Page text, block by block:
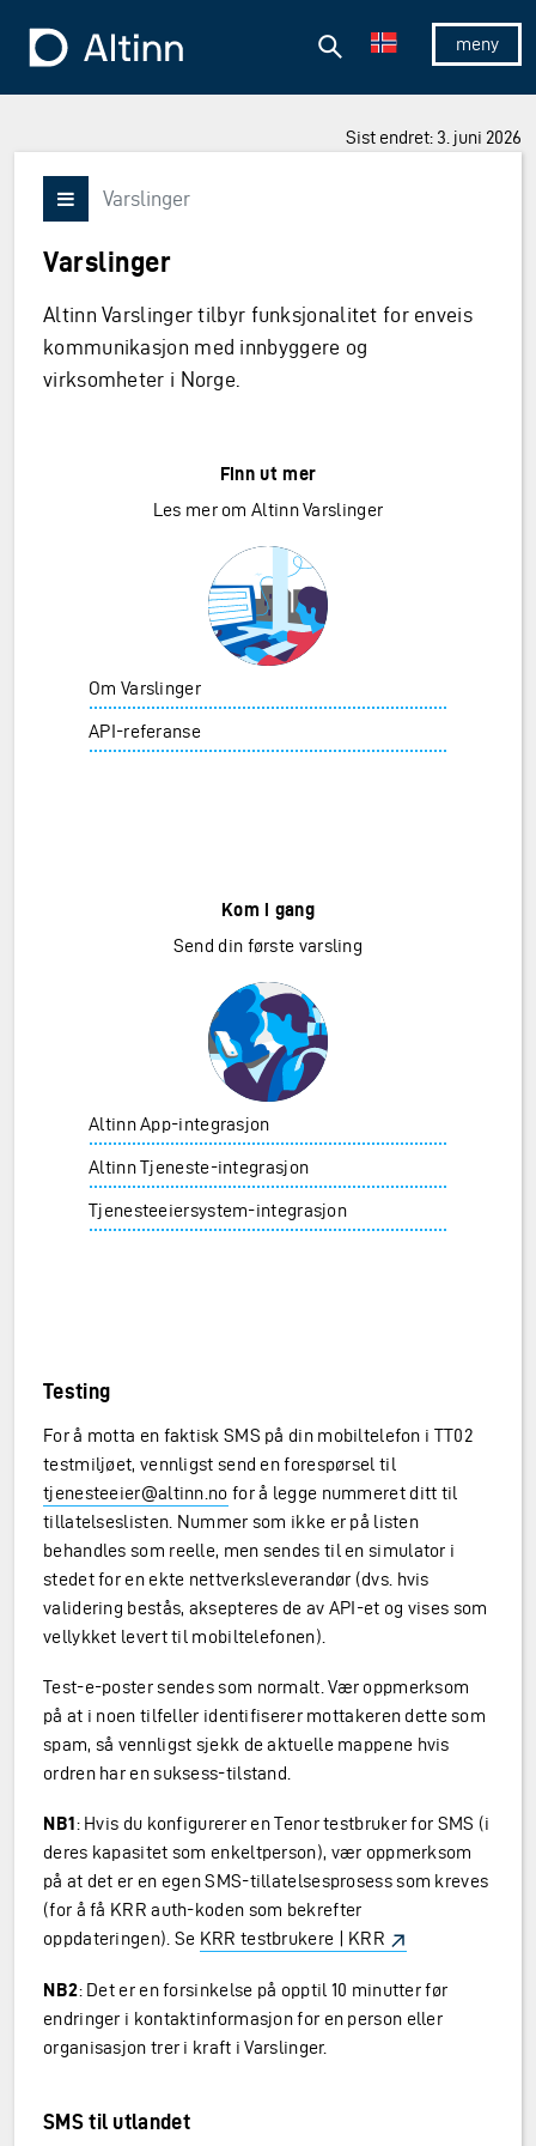
Vis/skjul
Søk
Sist endret: 3. juni 2026
Vis/skjul meny
Varslinger
Varslinger
Altinn Varslinger tilbyr funksjonalitet for enveis
kommunikasjon med innbyggere og
virksomheter i Norge.
Finn ut mer
Les mer om Altinn Varslinger
Om Varslinger
API-referanse
Kom i gang
Send din første varsling
Altinn App-integrasjon
Altinn Tjeneste-integrasjon
Tjenesteeiersystem-integrasjon
Testing
For å motta en faktisk SMS på din mobiltelefon i TT02
testmiljøet, vennligst send en forespørsel til
tjenesteeier@altinn.no for å legge nummeret ditt til
tillatelseslisten. Nummer som ikke er på listen
behandles som reelle, men sendes til en simulator i
stedet for en ekte nettverksleverandør (dvs. hvis
validering bestås, aksepteres de av API-et og vises som
vellykket levert til mobiltelefonen).
Test-e-poster sendes som normalt. Vær oppmerksom
på at i noen tilfeller identifiserer mottakeren dette som
spam, så vennligst sjekk de aktuelle mappene hvis
ordren har en suksess-tilstand.
NB1: Hvis du konfigurerer en Tenor testbruker for SMS (i
deres kapasitet som enkeltperson), vær oppmerksom
på at det er en egen SMS-tillatelsesprosess som kreves
(for å få KRR auth-koden som bekrefter
oppdateringen). Se KRR testbrukere | KRR
NB2: Det er en forsinkelse på opptil 10 minutter før
endringer i kontaktinformasjon for en person eller
organisasjon trer i kraft i Varslinger.
SMS til utlandet